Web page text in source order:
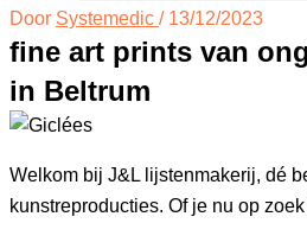
Door Systemedic / 13/12/2023
fine art prints van
in Beltrum
Welkom bij J&L lijstenmakerij, dé
kunstreproducties. Of je nu op